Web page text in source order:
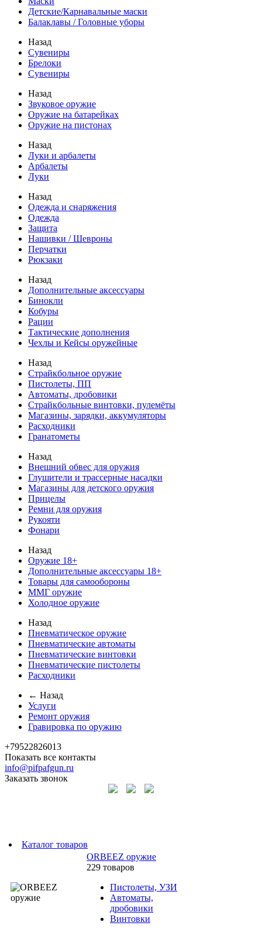
Детские/Карнавальные маски
Балаклавы / Головные уборы
Назад
Сувениры
Брелоки
Сувениры
Назад
Звуковое оружие
Оружие на батарейках
Оружие на пистонах
Назад
Луки и арбалеты
Арбалеты
Луки
Назад
Одежда и снаряжения
Одежда
Защита
Нашивки / Шевроны
Перчатки
Рюкзаки
Назад
Дополнительные аксессуары
Бинокли
Кобуры
Рации
Тактические дополнения
Чехлы и Кейсы оружейные
Назад
Страйкбольное оружие
Пистолеты, ПП
Автоматы, дробовики
Страйкбольные винтовки, пулемёты
Магазины, зарядки, аккумуляторы
Расходники
Гранатометы
Назад
Внешний обвес для оружия
Глушители и трассерные насадки
Магазины для детского оружия
Прицелы
Ремни для оружия
Рукояти
Фонари
Назад
Оружие 18+
Дополнительные аксессуары 18+
Товары для самообороны
ММГ оружие
Холодное оружие
Назад
Пневматическое оружие
Пневматические автоматы
Пневматические винтовки
Пневматические пистолеты
Расходники
← Назад
Услуги
Ремонт оружия
Гравировка по оружию
+79522826013
Показать все контакты
info@pifpafgun.ru
Заказать звонок
Каталог товаров
ORBEEZ оружие
229 товаров
Пистолеты, УЗИ
Автоматы,
дробовики
Винтовки